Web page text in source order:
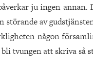
ju ingen annan.
störande av
någon
tvungen att skriva så